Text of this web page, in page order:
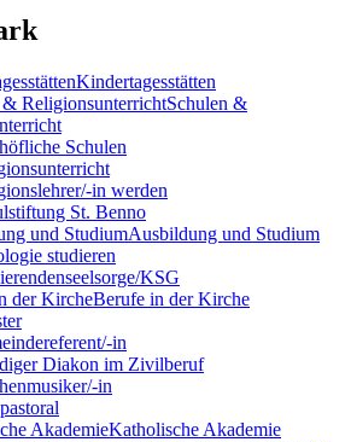
Kindertagesstätten
Schulen &
Schulen
in werden
St. Benno
Ausbildung und Studium
studieren
KSG
Berufe in der Kirche
in
Diakon im Zivilberuf
in
Katholische Akademie